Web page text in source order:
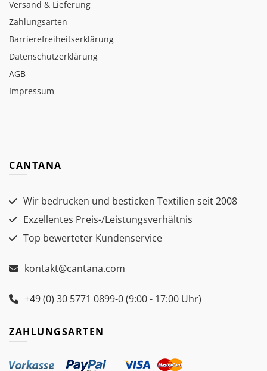
Versand & Lieferung
Zahlungsarten
Barrierefreiheitserklärung
Datenschutzerklärung
AGB
Impressum
CANTANA
Wir bedrucken und besticken Textilien seit 2008
Exzellentes Preis-/Leistungsverhältnis
Top bewerteter Kundenservice
kontakt@cantana.com
+49 (0) 30 5771 0899-0 (9:00 - 17:00 Uhr)
ZAHLUNGSARTEN